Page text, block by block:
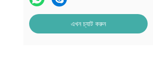
এখন চ্যাট করুন